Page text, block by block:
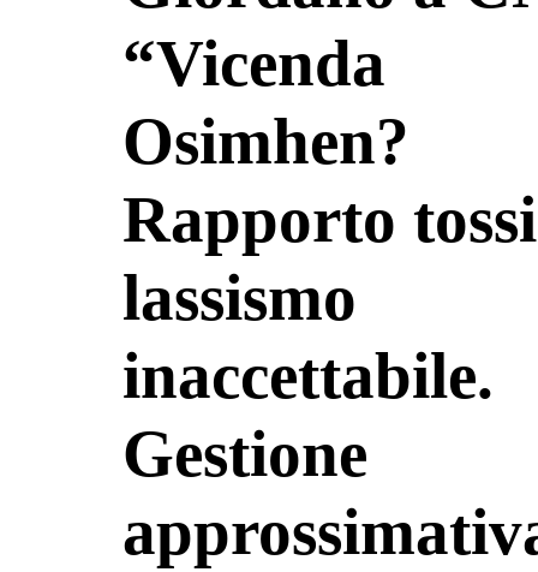
“Vicenda
Osimhen?
Rapporto
lassismo
inaccettabile.
Gestione